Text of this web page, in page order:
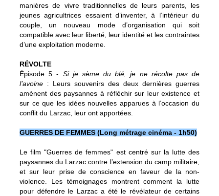
manières de vivre traditionnelles de leurs parents, les
jeunes agricultrices essaient d’inventer, à l’intérieur du
couple, un nouveau mode d’organisation qui soit
compatible avec leur liberté, leur identité et les contraintes
d’une exploitation moderne.
RÉVOLTE
Épisode 5 - Si je sème du blé, je ne récolte pas de
l’avoine : Leurs souvenirs des deux dernières guerres
amènent des paysannes à réfléchir sur leur existence et
sur ce que les idées nouvelles apparues à l’occasion du
conflit du Larzac, leur ont apportées.
GUERRES DE FEMMES (Long métrage cinéma - 1h50)
Le film "Guerres de femmes" est centré sur la lutte des
paysannes du Larzac contre l’extension du camp militaire,
et sur leur prise de conscience en faveur de la non-
violence. Les témoignages montrent comment la lutte
pour défendre le Larzac a été le révélateur de certains